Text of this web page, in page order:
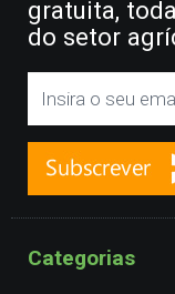
gratuita,
do setor
Categorias